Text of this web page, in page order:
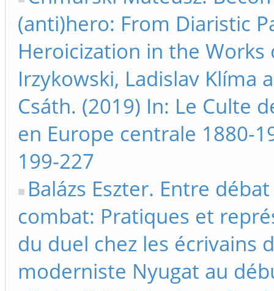
(anti)hero: From Diaristic
Heroicization in the Works
Irzykowski, Ladislav Klíma
Csáth. (2019) In: Le Culte
en Europe centrale 1880-
199-227
Balázs Eszter. Entre
combat: Pratiques et
du duel chez les écrivains
moderniste Nyugat au